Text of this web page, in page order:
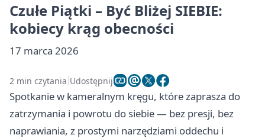
Czułe Piątki – Być Bliżej SIEBIE:
kobiecy krąg obecności
17 marca 2026
2 min czytania Udostępnij
Spotkanie w kameralnym kręgu, które zaprasza do
zatrzymania i powrotu do siebie — bez presji, bez
naprawiania, z prostymi narzędziami oddechu i